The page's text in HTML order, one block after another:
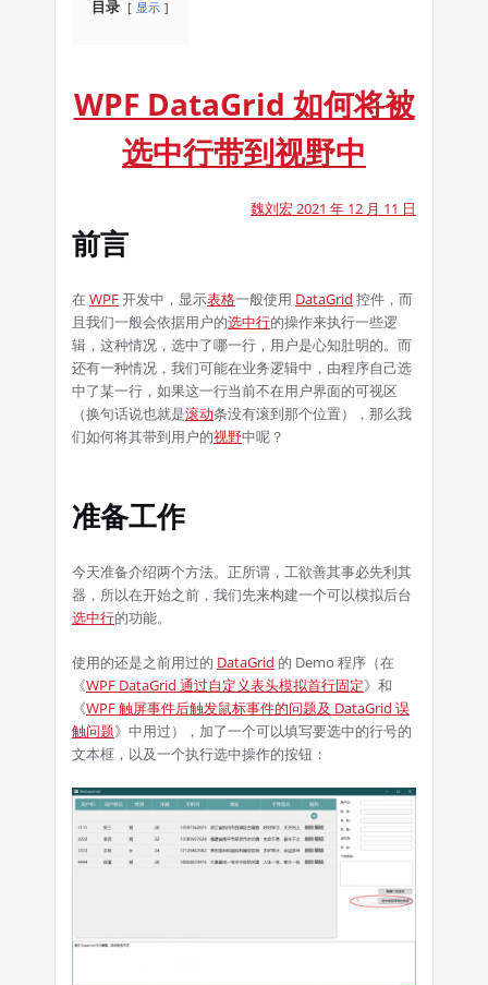
目录 显示
WPF DataGrid 如何将被
选中行带到视野中
魏刘宏 2021 年 12 月 11 日
前言
在 WPF开发中，显示表格一般使用 DataGrid 控件，而
且我们一般会依据用户的选中行的操作来执行一些逻
辑，这种情况，选中了哪一行，用户是心知肚明的。而
还有一种情况，我们可能在业务逻辑中，由程序自己选
中了某一行，如果这一行当前不在用户界面的可视区
（换句话说也就是滚动条没有滚到那个位置），那么我
们如何将其带到用户的视野中呢？
准备工作
今天准备介绍两个方法。正所谓，工欲善其事必先利其
器，所以在开始之前，我们先来构建一个可以模拟后台
选中行的功能。
使用的还是之前用过的 DataGrid 的 Demo 程序（在
《WPF DataGrid 通过自定义表头模拟首行固定》和
《WPF 触屏事件后触发鼠标事件的问题及 DataGrid 误
触问题》中用过），加了一个可以填写要选中的行号的
文本框，以及一个执行选中操作的按钮：